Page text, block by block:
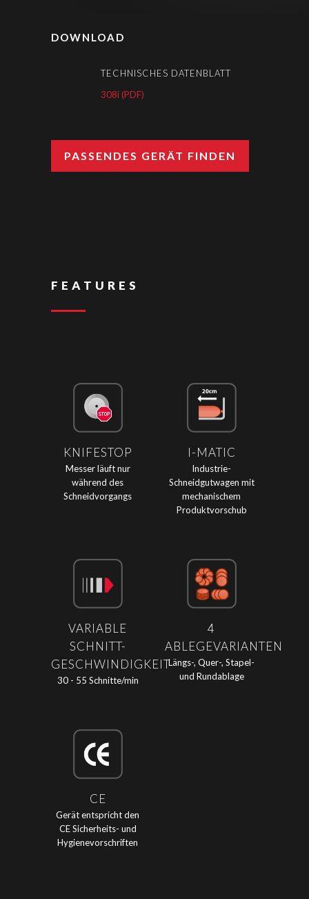
DOWNLOAD
TECHNISCHES DATENBLATT
308i (PDF)
PASSENDES GERÄT FINDEN
FEATURES
KNIFESTOP
Messer läuft nur
während des
Schneidvorgangs
I-MATIC
Industrie-
Schneidgutwagen mit
mechanischem
Produktvorschub
VARIABLE
SCHNITT-
GESCHWINDIGKEIT
30 - 55 Schnitte/min
4
ABLEGEVARIANTEN
Längs-, Quer-, Stapel-
und Rundablage
CE
Gerät entspricht den
CE Sicherheits- und
Hygienevorschriften